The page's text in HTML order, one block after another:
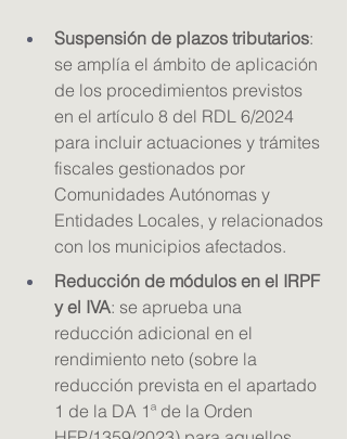
Suspensión de plazos tributarios:
se amplía el ámbito de aplicación
de los procedimientos previstos
en el artículo 8 del RDL 6/2024
para incluir actuaciones y trámites
fiscales gestionados por
Comunidades Autónomas y
Entidades Locales, y relacionados
con los municipios afectados.
Reducción de módulos en el IRPF
y el IVA: se aprueba una
reducción adicional en el
rendimiento neto (sobre la
reducción prevista en el apartado
1 de la DA 1ª de la Orden